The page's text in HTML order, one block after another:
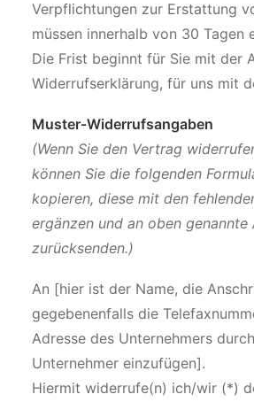
Verpflichtungen zur Erstattung
müssen innerhalb von 30 Tagen
Die Frist beginnt für Sie mit der
Widerrufserklärung, für uns mit
Muster-Widerrufsangaben
(Wenn Sie den Vertrag
können Sie die folgenden
kopieren, diese mit den
ergänzen und an oben genannte
zurücksenden.)
An [hier ist der Name, die
gegebenenfalls die
Adresse des Unternehmers
Unternehmer einzufügen].
Hiermit widerrufe(n) ich/wir (*)